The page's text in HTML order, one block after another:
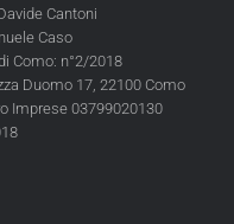
Cantoni
Caso
Como: n°2/2018
Duomo 17, 22100 Como
Imprese 03799020130